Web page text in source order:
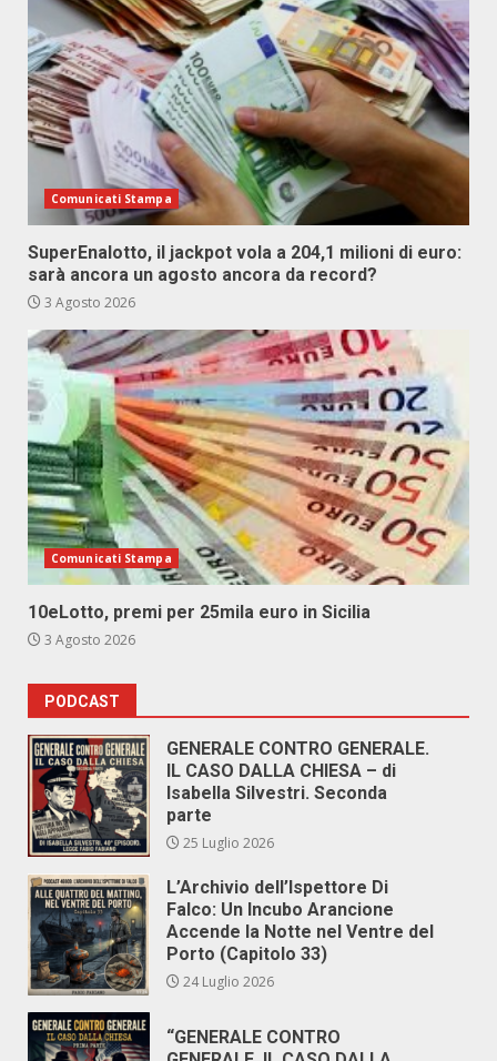
Comunicati Stampa
SuperEnalotto, il jackpot vola a 204,1 milioni di euro:
sarà ancora un agosto ancora da record?
3 Agosto 2026
Comunicati Stampa
10eLotto, premi per 25mila euro in Sicilia
3 Agosto 2026
PODCAST
GENERALE CONTRO GENERALE.
IL CASO DALLA CHIESA – di
Isabella Silvestri. Seconda
parte
25 Luglio 2026
L’Archivio dell’Ispettore Di
Falco: Un Incubo Arancione
Accende la Notte nel Ventre del
Porto (Capitolo 33)
24 Luglio 2026
“GENERALE CONTRO